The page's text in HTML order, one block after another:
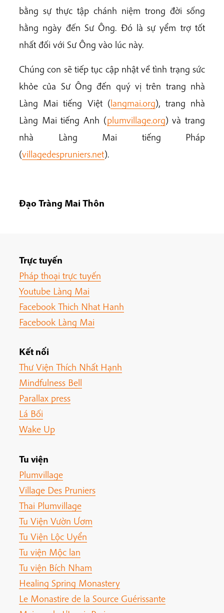
bằng sự thực tập chánh niệm trong đời sống
hằng ngày đến Sư Ông. Đó là sự yểm trợ tốt
nhất đối với Sư Ông vào lúc này.
Chúng con sẽ tiếp tục cập nhật về tình trạng sức
khỏe của Sư Ông đến quý vị trên trang nhà
Làng Mai tiếng Việt (langmai.org), trang nhà
Làng Mai tiếng Anh (plumvillage.org) và trang
nhà Làng Mai tiếng Pháp
(villagedespruniers.net).
Đạo Tràng Mai Thôn
Trực tuyến
Pháp thoại trực tuyến
Youtube Làng Mai
Facebook Thich Nhat Hanh
Facebook Làng Mai
Kết nối
Thư Viện Thích Nhất Hạnh
Mindfulness Bell
Parallax press
Lá Bối
Wake Up
Tu viện
Plumvillage
Village Des Pruniers
Thai Plumvillage
Tu Viện Vườn Ươm
Tu Viện Lộc Uyển
Tu viện Mộc lan
Tu viện Bích Nham
Healing Spring Monastery
Le Monastire de la Source Guérissante